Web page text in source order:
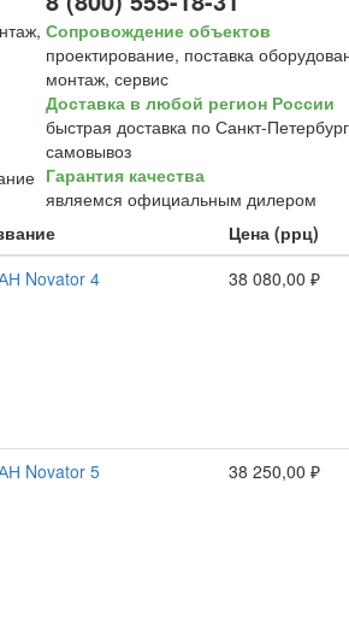
Сопровождение объектов
проектирование, поставка
монтаж, сервис
Доставка в любой регион России
быстрая доставка по Санкт-
самовывоз
Гарантия качества
являемся официальным дилером
Цена (ррц)
Novator 4 38 080,00 ₽
Novator 5 38 250,00 ₽